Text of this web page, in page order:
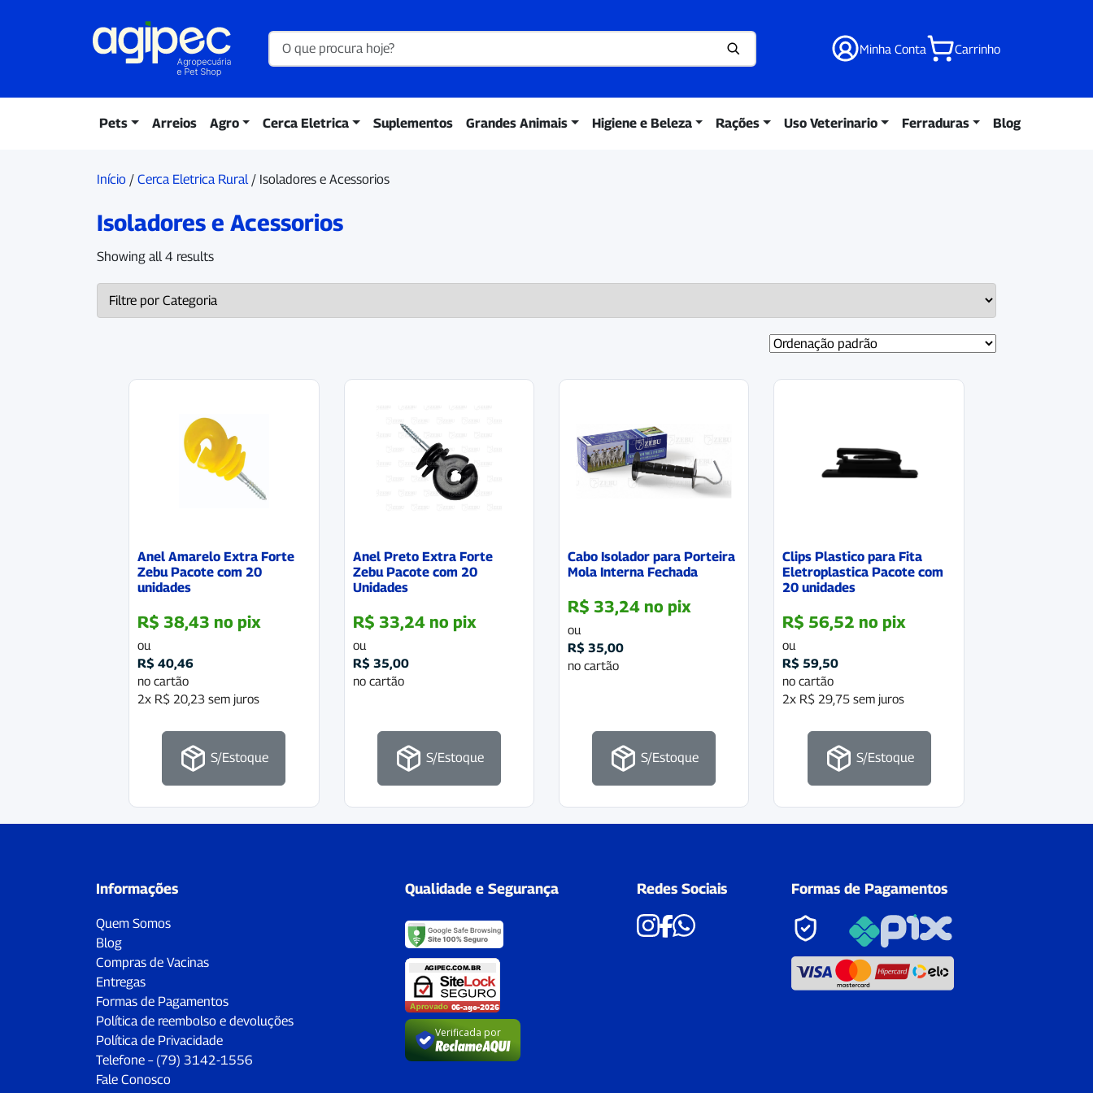
Minha Conta Carrinho
Pets Arreios Agro Cerca Eletrica Suplementos Grandes Animais Higiene e Beleza Rações Uso Veterinario Ferraduras Blog
Início / Cerca Eletrica Rural / Isoladores e Acessorios
Isoladores e Acessorios
Showing all 4 results
Anel Amarelo Extra Forte
Zebu Pacote com 20
unidades
R$ 38,43 no pix
ou
R$ 40,46
no cartão
2x R$ 20,23 sem juros
S/Estoque
Anel Preto Extra Forte
Zebu Pacote com 20
Unidades
R$ 33,24 no pix
ou
R$ 35,00
no cartão
S/Estoque
Cabo Isolador para Porteira
Mola Interna Fechada
R$ 33,24 no pix
ou
R$ 35,00
no cartão
S/Estoque
Clips Plastico para Fita
Eletroplastica Pacote com
20 unidades
R$ 56,52 no pix
ou
R$ 59,50
no cartão
2x R$ 29,75 sem juros
S/Estoque
Informações
Quem Somos
Blog
Compras de Vacinas
Entregas
Formas de Pagamentos
Política de reembolso e devoluções
Política de Privacidade
Telefone – (79) 3142-1556
Fale Conosco
Qualidade e Segurança
Verificada por
Redes Sociais Formas de Pagamentos